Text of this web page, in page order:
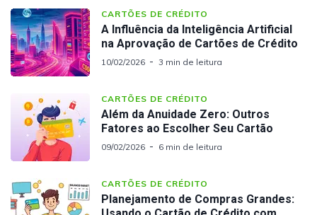
CARTÕES DE CRÉDITO
A Influência da Inteligência Artificial
na Aprovação de Cartões de Crédito
10/02/2026 3 min de leitura
CARTÕES DE CRÉDITO
Além da Anuidade Zero: Outros
Fatores ao Escolher Seu Cartão
09/02/2026 6 min de leitura
CARTÕES DE CRÉDITO
Planejamento de Compras Grandes: